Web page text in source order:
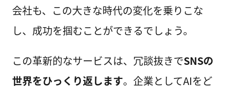
会社も、この大きな時代の変化を乗りこな
し、成功を掴むことができるでしょう。
この革新的なサービスは、冗談抜きでSNSの
世界をひっくり返します。企業としてAIをど